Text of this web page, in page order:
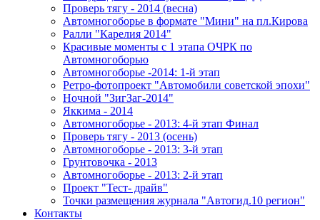
Проверь тягу - 2014 (весна)
Автомногоборье в формате "Мини" на пл.Кирова
Ралли "Карелия 2014"
Красивые моменты с 1 этапа ОЧРК по
Автомногоборью
Автомногоборье -2014: 1-й этап
Ретро-фотопроект "Автомобили советской эпохи"
Ночной "ЗигЗаг-2014"
Яккима - 2014
Автомногоборье - 2013: 4-й этап Финал
Проверь тягу - 2013 (осень)
Автомногоборье - 2013: 3-й этап
Грунтовочка - 2013
Автомногоборье - 2013: 2-й этап
Проект "Тест- драйв"
Точки размещения журнала "Автогид.10 регион"
Контакты